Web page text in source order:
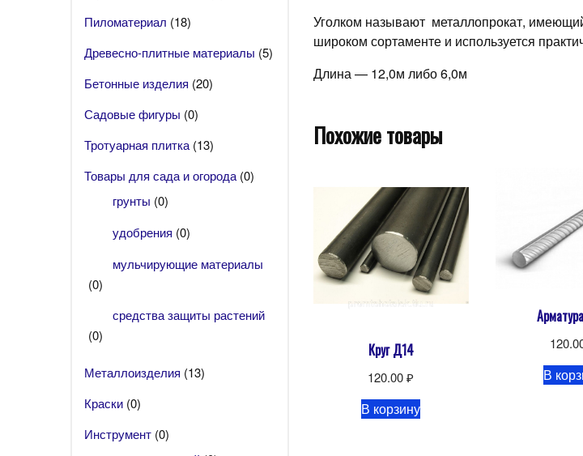
Пиломатериал (18)
Древесно-плитные материалы (5)
Бетонные изделия (20)
Садовые фигуры (0)
Тротуарная плитка (13)
Товары для сада и огорода (0)
грунты (0)
удобрения (0)
мульчирующие материалы
(0)
средства защиты растений
(0)
Металлоизделия (13)
Краски (0)
Инструмент (0)
Уголком называют металлопрокат,
широком сортаменте и используется
Длина — 12,0м либо 6,0м
Похожие товары
Круг Д14
120.00₽
В корзину
В